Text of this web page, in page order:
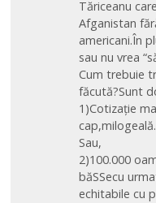
Tăriceanu
Afganistan
americani.În
sau nu vrea
Cum trebuie
făcută?Sunt
1)Cotizație
cap,milogeală.
Sau,
2)100.000
băSSecu
echitabile cu